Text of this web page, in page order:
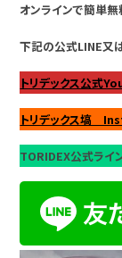
オンラインで簡単無
下記の公式LINE又
トリデックス公式
トリデックス塙
TORIDEX公式ライ